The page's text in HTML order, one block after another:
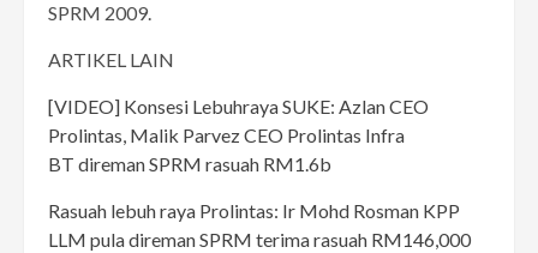
SPRM 2009.
ARTIKEL LAIN
[VIDEO] Konsesi Lebuhraya SUKE: Azlan CEO
Prolintas, Malik Parvez CEO Prolintas Infra
BT direman SPRM rasuah RM1.6b
Rasuah lebuh raya Prolintas: Ir Mohd Rosman KPP
LLM pula direman SPRM terima rasuah RM146,000